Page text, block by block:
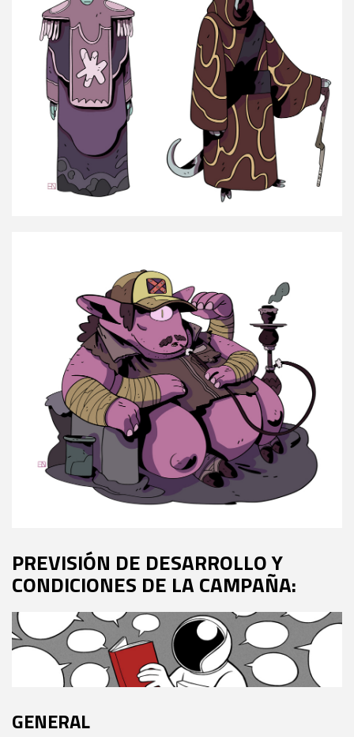
PREVISIÓN DE DESARROLLO Y
CONDICIONES DE LA CAMPAÑA:
GENERAL